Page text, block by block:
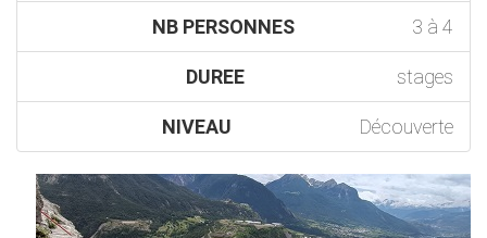
NB PERSONNES 3 à 4
DUREE stages
NIVEAU Découverte